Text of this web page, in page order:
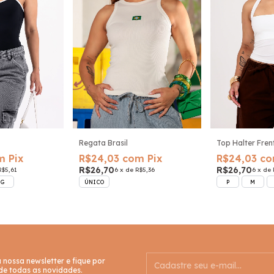
Pix
G
Regata Brasil
R$24,03 com Pix
R$26,706 x de R$5,36
ÚNICO
Top Halter
R$24,03
R$26,706 x de
P M
nossa newsletter e fique por
todas as novidades.